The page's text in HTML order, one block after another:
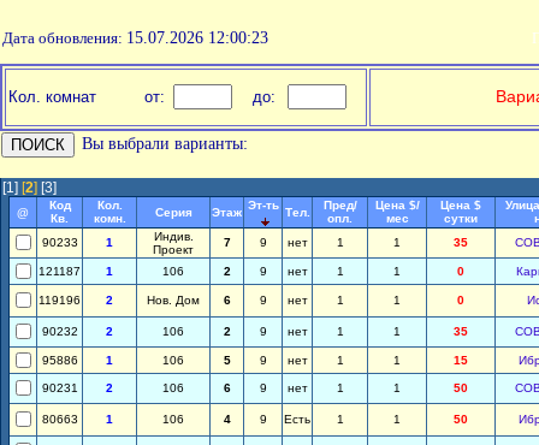
Дата обновления: 15.07.2026 12:00:23
Кол. комнат от: до:
Вы выбрали варианты:
[1] [2] [3]
@
Код
Кв.
Кол.
комн.
Серия Этаж
Эт-ть
Тел.
Пред/
опл.
Цена $/
мес
Цена $
сутки
90233
1
Индив.
Проект
7 9 нет 1 1 35
121187 1 106 2 9 нет 1 1 0
119196 2 Нов. Дом 6 9 нет 1 1 0
90232 2 106 2 9 нет 1 1 35
95886 1 106 5 9 нет 1 1 15
90231 2 106 6 9 нет 1 1 50
80663 1 106 4 9 Есть 1 1 50